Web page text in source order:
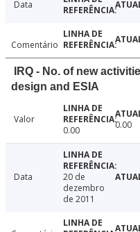
Data
Comentário
IRQ - No. of new
design and ESIA
Valor
0.00
0.00
Data
20 de
dezembro
de 2011